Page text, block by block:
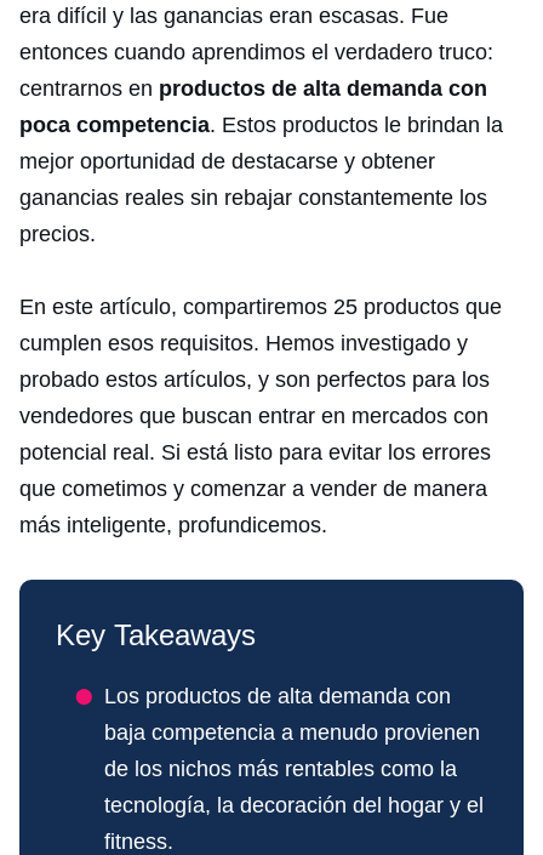
era difícil y las ganancias eran escasas. Fue
entonces cuando aprendimos el verdadero truco:
centrarnos en productos de alta demanda con
poca competencia. Estos productos le brindan la
mejor oportunidad de destacarse y obtener
ganancias reales sin rebajar constantemente los
precios.
En este artículo, compartiremos 25 productos que
cumplen esos requisitos. Hemos investigado y
probado estos artículos, y son perfectos para los
vendedores que buscan entrar en mercados con
potencial real. Si está listo para evitar los errores
que cometimos y comenzar a vender de manera
más inteligente, profundicemos.
Key Takeaways
Los productos de alta demanda con
baja competencia a menudo provienen
de los nichos más rentables como la
tecnología, la decoración del hogar y el
fitness.